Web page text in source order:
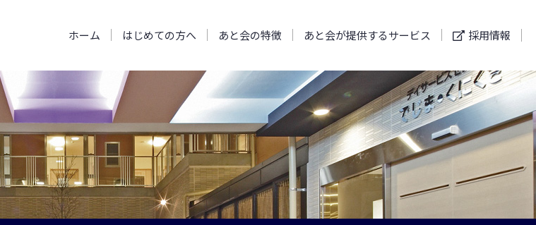
ホーム はじめての方へ あと会の特徴 あと会が提供するサービス 採用情報